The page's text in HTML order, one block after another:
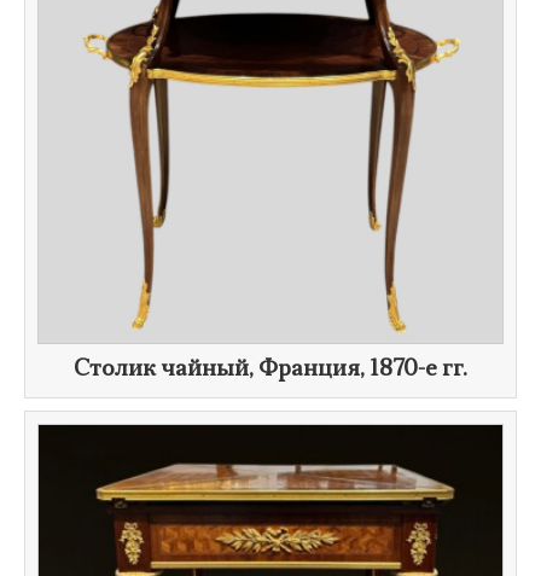
Столик чайный, Франция, 1870-е гг.